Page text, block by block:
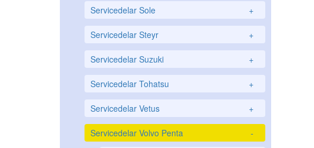
Servicedelar Sole +
Servicedelar Steyr +
Servicedelar Suzuki +
Servicedelar Tohatsu +
Servicedelar Vetus +
Servicedelar Volvo Penta -